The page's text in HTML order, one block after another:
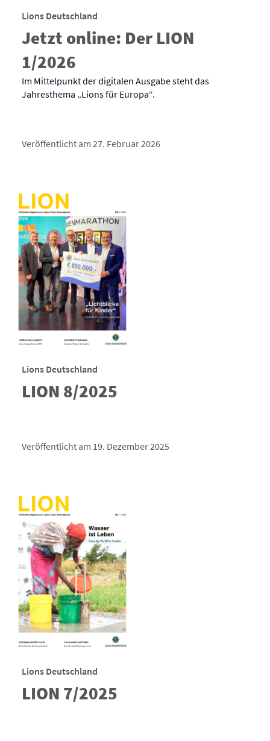
Lions Deutschland
Jetzt online: Der LION
1/2026
Im Mittelpunkt der digitalen Ausgabe steht das
Jahresthema „Lions für Europa“.
Veröffentlicht am 27. Februar 2026
Lions Deutschland
LION 8/2025
Veröffentlicht am 19. Dezember 2025
Lions Deutschland
LION 7/2025